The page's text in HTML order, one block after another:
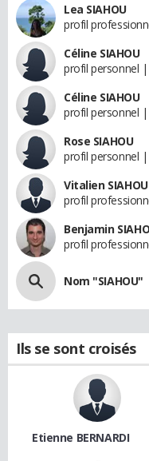
Lea SIAHOU
profil
Céline SIAHOU
profil personnel |
Céline SIAHOU
profil personnel |
Rose SIAHOU
profil personnel |
Vitalien SIAHOU
profil
Benjamin
profil
Nom "SIAHOU"
Ils se sont croisés
Etienne BERNARDI